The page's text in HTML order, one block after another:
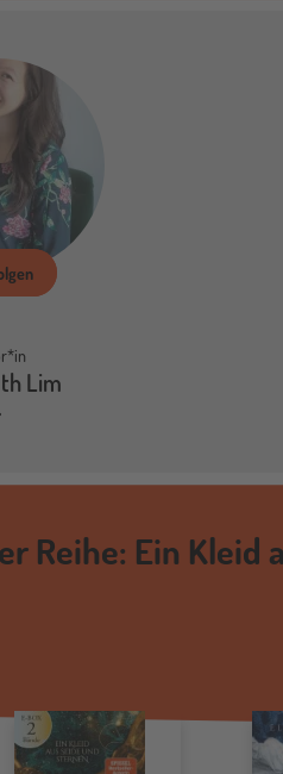
Lim
Reihe: Ein Kleid